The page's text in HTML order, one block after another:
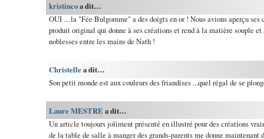
kristincoa dit…
OUI ... la "Fée Bulgomme" a des doigts en or ! Nous avions aperçu
produit original qui donne à ses créations et rend à la matière souple et
noblesses entre les mains de Nath !
Christellea dit…
Son petit monde est aux couleurs des friandises ...quel régal de se
Laure MESTRE a dit…
Un article toujours joliment présenté en illustré pour des créations
de la table de salle à manger des grands-parents me donne